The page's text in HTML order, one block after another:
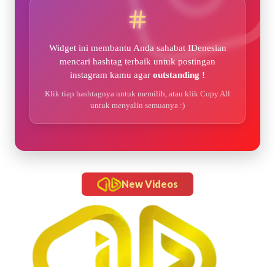
Widget ini membantu Anda sahabat IDenesian
mencari hashtag terbaik untuk postingan
instagram kamu agar outstanding !
Klik tiap hashtagnya untuk memilih, atau klik Copy All
untuk menyalin semuanya :)
New Videos